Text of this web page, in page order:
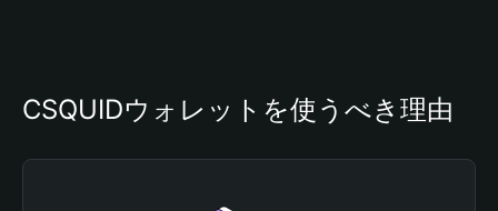
CSQUIDウォレットを使うべき理由